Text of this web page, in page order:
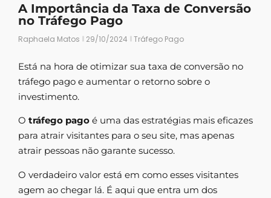
A Importância da Taxa de Conversão
no Tráfego Pago
Raphaela Matos 29/10/2024 Tráfego Pago
Está na hora de otimizar sua taxa de conversão no
tráfego pago e aumentar o retorno sobre o
investimento.
O tráfego pago é uma das estratégias mais eficazes
para atrair visitantes para o seu site, mas apenas
atrair pessoas não garante sucesso.
O verdadeiro valor está em como esses visitantes
agem ao chegar lá. É aqui que entra um dos